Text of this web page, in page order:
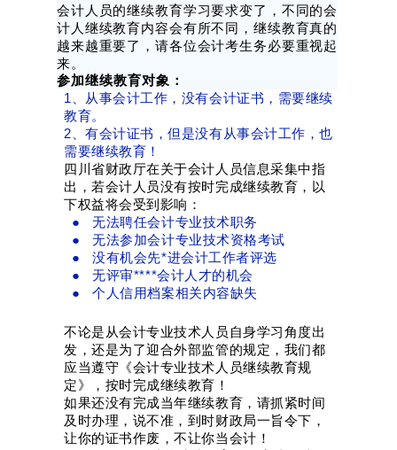
会计人员的继续教育学习要求变了，不同的会
计人继续教育内容会有所不同，继续教育真的
越来越重要了，请各位会计考生务必要重视起
来。
参加继续教育对象：
1、从事会计工作，没有会计证书，需要继续
教育。
2、有会计证书，但是没有从事会计工作，也
需要继续教育！
四川省财政厅在关于会计人员信息采集中指
出，若会计人员没有按时完成继续教育，以
下权益将会受到影响：
● 无法聘任会计专业技术职务
● 无法参加会计专业技术资格考试
● 没有机会先*进会计工作者评选
● 无评审****会计人才的机会
● 个人信用档案相关内容缺失
不论是从会计专业技术人员自身学习角度出
发，还是为了迎合外部监管的规定，我们都
应当遵守《会计专业技术人员继续教育规
定》，按时完成继续教育！
如果还没有完成当年继续教育，请抓紧时间
及时办理，说不准，到时财政局一旨令下，
让你的证书作废，不让你当会计！